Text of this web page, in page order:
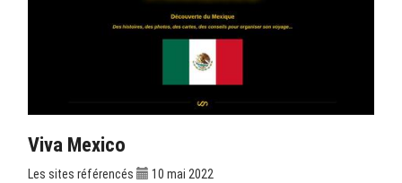
Viva Mexico
Les sites référencés 10 mai 2022